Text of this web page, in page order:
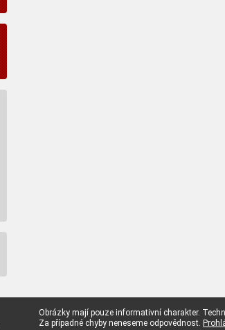
Obrázky mají pouze informativní charakter.
Za případné chyby neneseme odpovědnost.